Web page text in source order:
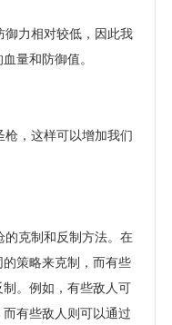
力相对较低，因此我
量和防御值。
，这样可以增加我们
克制和反制方法。在
策略来克制，而有些
。例如，有些敌人可
有些敌人则可以通过